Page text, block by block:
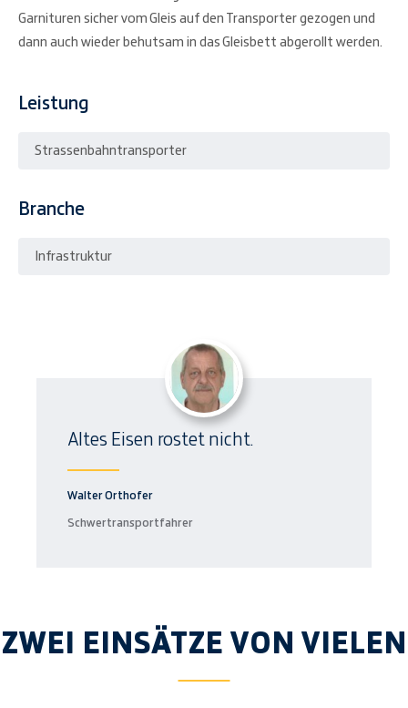
Garnituren sicher vom Gleis auf den Transporter gezogen und
dann auch wieder behutsam in das Gleisbett abgerollt werden.
Leistung
Strassenbahntransporter
Branche
Infrastruktur
Altes Eisen rostet nicht.
Walter Orthofer
Schwertransportfahrer
ZWEI EINSÄTZE VON VIELEN